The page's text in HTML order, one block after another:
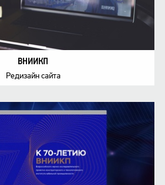
ВНИИКП
Редизайн сайта